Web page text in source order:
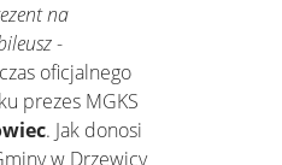
na
-
oficjalnego
prezes MGKS
. Jak donosi
w Drzewicy